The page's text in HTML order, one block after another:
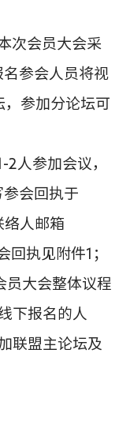
次会员大会采
参会人员将视
参加分论坛可
2人参加会议，
参会回执于
络人邮箱
回执见附件1；
员大会整体议程
下报名的人
联盟主论坛及